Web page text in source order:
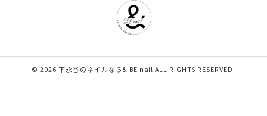
© 2026 下永谷のネイルなら& BE nail ALL RIGHTS RESERVED.